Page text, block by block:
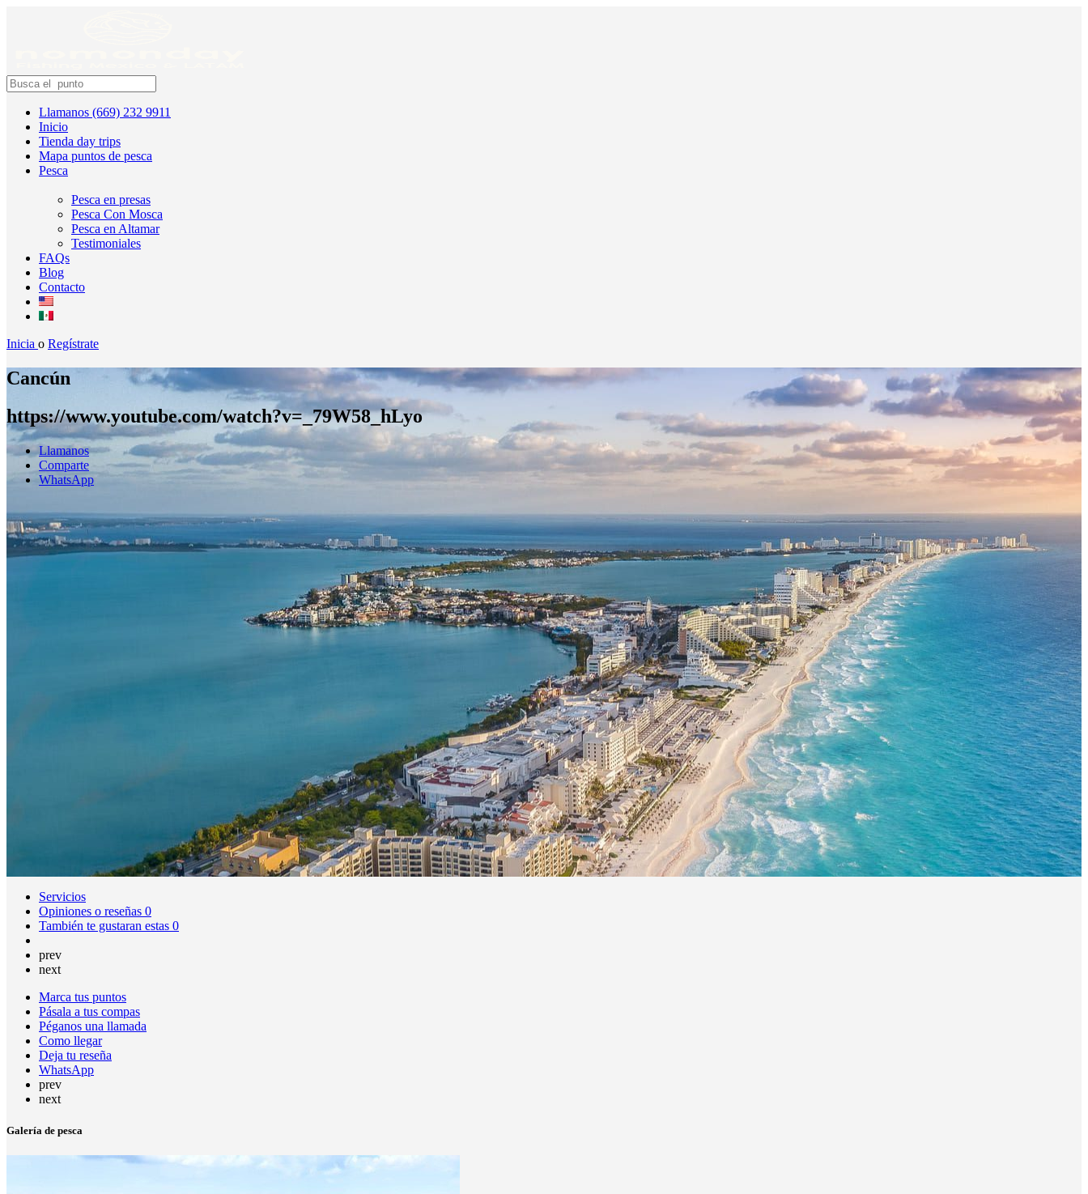
Llamanos (669) 232 9911
Inicio
Tienda day trips
Mapa puntos de pesca
Pesca
Pesca en presas
Pesca Con Mosca
Pesca en Altamar
Testimoniales
FAQs
Blog
Contacto
Inicia o Regístrate
Cancún
https://www.youtube.com/watch?v=_79W58_hLyo
Llamanos
Comparte
WhatsApp
Servicios
Opiniones o reseñas 0
También te gustaran estas 0
prev
next
Marca tus puntos
Pásala a tus compas
Péganos una llamada
Como llegar
Deja tu reseña
WhatsApp
prev
next
Galería de pesca